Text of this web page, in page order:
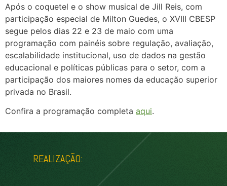
Após o coquetel e o show musical de Jill Reis, com
participação especial de Milton Guedes, o XVIII CBESP
segue pelos dias 22 e 23 de maio com uma
programação com painéis sobre regulação, avaliação,
escalabilidade institucional, uso de dados na gestão
educacional e políticas públicas para o setor, com a
participação dos maiores nomes da educação superior
privada no Brasil.
Confira a programação completa aqui.
REALIZAÇÃO: